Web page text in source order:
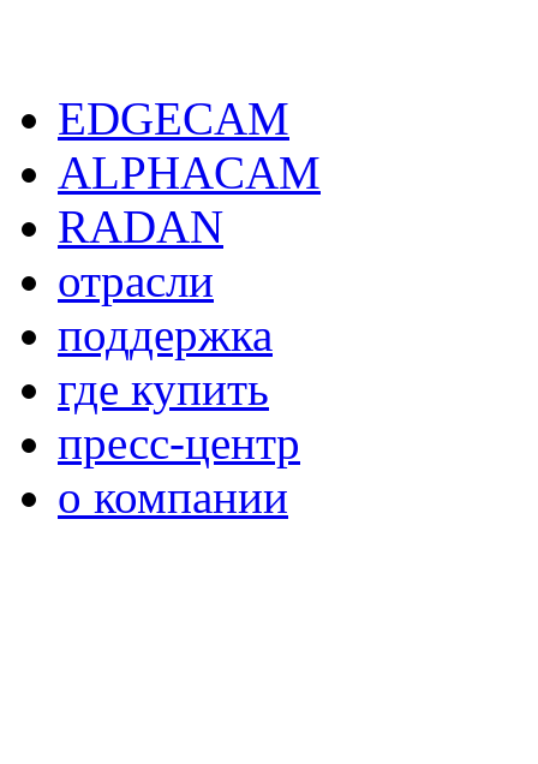
EDGECAM
ALPHACAM
RADAN
отрасли
поддержка
где купить
пресс-центр
о компании